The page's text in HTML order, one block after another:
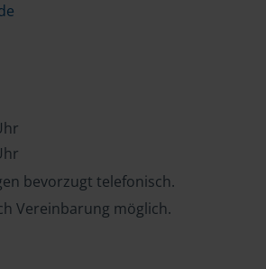
bevorzugt telefonisch.
Vereinbarung möglich.